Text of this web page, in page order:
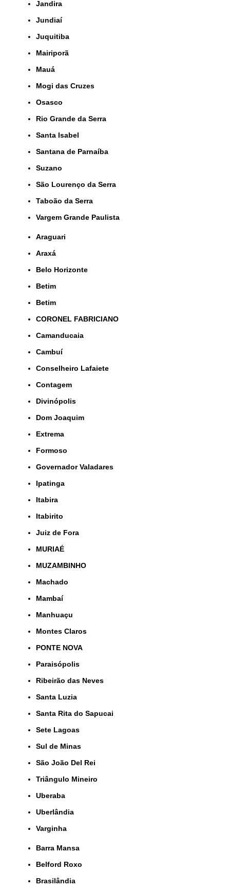
Jandira
Jundiaí
Juquitiba
Mairiporã
Mauá
Mogi das Cruzes
Osasco
Rio Grande da Serra
Santa Isabel
Santana de Parnaíba
Suzano
São Lourenço da Serra
Taboão da Serra
Vargem Grande Paulista
Araguari
Araxá
Belo Horizonte
Betim
Betim
CORONEL FABRICIANO
Camanducaia
Cambuí
Conselheiro Lafaiete
Contagem
Divinópolis
Dom Joaquim
Extrema
Formoso
Governador Valadares
Ipatinga
Itabira
Itabirito
Juiz de Fora
MURIAÉ
MUZAMBINHO
Machado
Mambaí
Manhuaçu
Montes Claros
PONTE NOVA
Paraisópolis
Ribeirão das Neves
Santa Luzia
Santa Rita do Sapucai
Sete Lagoas
Sul de Minas
São João Del Rei
Triângulo Mineiro
Uberaba
Uberlândia
Varginha
Barra Mansa
Belford Roxo
Brasilândia